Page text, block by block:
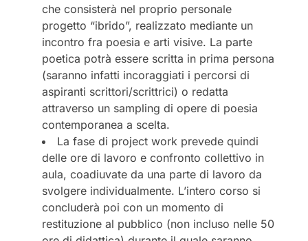
che consisterà nel proprio personale
progetto “ibrido”, realizzato mediante un
incontro fra poesia e arti visive. La parte
poetica potrà essere scritta in prima persona
(saranno infatti incoraggiati i percorsi di
aspiranti scrittori/scrittrici) o redatta
attraverso un sampling di opere di poesia
contemporanea a scelta.
La fase di project work prevede quindi
delle ore di lavoro e confronto collettivo in
aula, coadiuvate da una parte di lavoro da
svolgere individualmente. L’intero corso si
concluderà poi con un momento di
restituzione al pubblico (non incluso nelle 50